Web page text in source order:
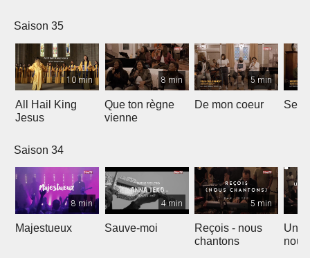
Saison 35
10 min
All Hail King
Jesus
8 min
Que ton règne
vienne
5 min
De mon coeur
Saison 34
8 min
Majestueux
4 min
Sauve-moi
5 min
Reçois - nous
chantons
Un